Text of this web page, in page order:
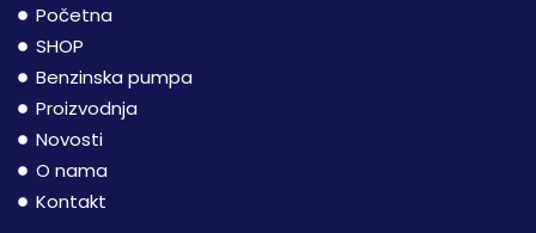
Početna
SHOP
Benzinska pumpa
Proizvodnja
Novosti
O nama
Kontakt